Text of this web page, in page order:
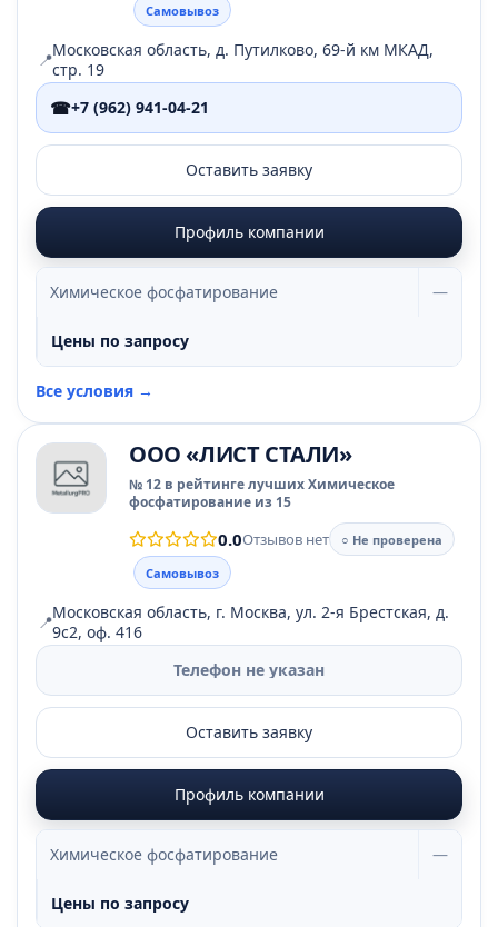
Самовывоз
📍Московская область, д. Путилково, 69-й км МКАД,
стр. 19
☎+7 (962) 941-04-21
Оставить заявку
Профиль компании
Химическое фосфатирование —
Цены по запросу
Все условия →
ООО «ЛИСТ СТАЛИ»
№ 12 в рейтинге лучших Химическое
фосфатирование из 15
0.0Отзывов нет
○ Не проверена
Самовывоз
📍Московская область, г. Москва, ул. 2-я Брестская, д.
9с2, оф. 416
Телефон не указан
Оставить заявку
Профиль компании
Химическое фосфатирование —
Цены по запросу